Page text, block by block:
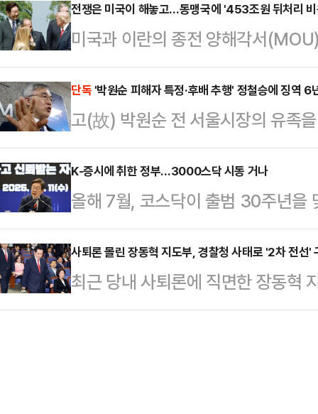
했다. 후보자가 직접 선거소청을 제기하겠다는 의사를 밝힌 4곳까지 포함하
면 총 11곳에 대한 선거소청서를
영된 것이다. 이에 향후 '장동혁 지
상 언급되지 않을 것으로 보인다.
서 열린 의원총회 직후 기자들과 만
가 발생…
전쟁은 미국이 해놓고…동맹국에 '453조원 뒤처리
미국과 이란의 종전 양해각서
억원) 규모의 '이란 재건 민간 기금'
이 동맹국들과 상의없이 이란과의
습은 동맹국들에 떠넘기려 한다는
간) 소식통을 인용해 전체 기금 중
업들이 이미 절반이 넘는 자금 조달
으로 한국·일본·싱가포르·말레이
업명과 약정 규…
단독 '박원순 피해자 특정·후배 추행' 정철승에 징역 6
고(故) 박원순 전 서울시장의 유족
개하고, 후배 변호사를 성추행한 혐
게 검찰이 징역 6년을 구형했다.검
린 정 변호사의 강제추행치상, 성폭
수, 정보통신망법상 명예훼손, 개인
같이 선고해달라고 요청했다. 판결
정이다.이날 법정은 대부분 정 변
영길 더불어민주당…
K-증시에 취한 정부…3000스닥 시동 거나
올해 7월, 코스닥이 출범 30주년을
3000 시대’를 목표로 제시했다.코
체질 개선을 이뤄낼 수 있을지 주
일) 코스닥 지수는 전 거래일 대
거래를 마쳤다.올해 110거래일 중
사퇴론 몰린 장동혁 지도부, 경찰청 사태로 '2차 전선'
최근 당내 사퇴론에 직면한 장동혁
란을 계기로 '2차 전선'을 구축한 모